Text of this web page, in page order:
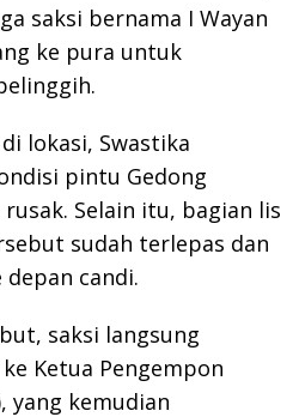
saksi bernama I Wayan
ke pura untuk
lokasi, Swastika
pintu Gedong
Selain itu, bagian lis
sudah terlepas dan
candi.
saksi langsung
Ketua Pengempon
yang kemudian